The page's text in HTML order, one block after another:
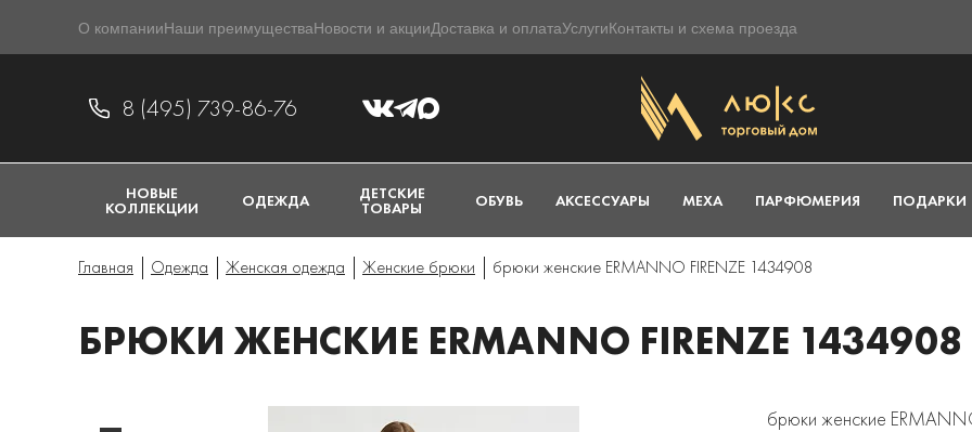
О компанииНаши преимуществаНовости и акцииДоставка и оплатаУслугиКонтакты и схема проезда
8 (495) 739-86-76
НОВЫЕ
КОЛЛЕКЦИИ ОДЕЖДА ДЕТСКИЕ
ТОВАРЫ ОБУВЬ АКСЕССУАРЫ МЕХА ПАРФЮМЕРИЯ ПОДАРКИ
Главная Одежда Женская одежда Женские брюки брюки женские ERMANNO FIRENZE 1434908
БРЮКИ ЖЕНСКИЕ ERMANNO FIRENZE 1434908
брюки женские